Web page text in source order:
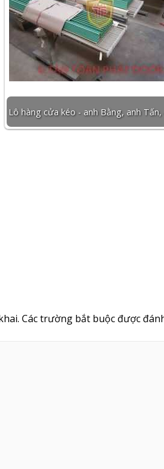
Lô hàng cửa kéo - anh Bằng, anh Tấn,
Các trường bắt buộc được